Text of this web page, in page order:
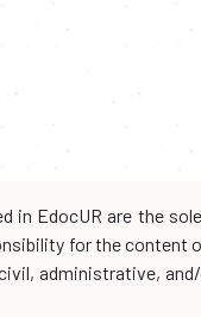
in EdocUR are the
for the
administrative,